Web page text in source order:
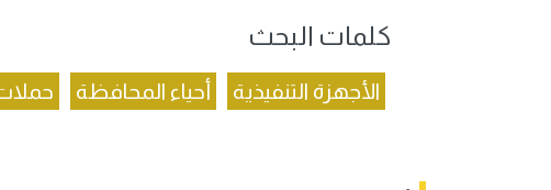
كلمات البحث
الأجهزة التنفيذية أحياء المحافظة